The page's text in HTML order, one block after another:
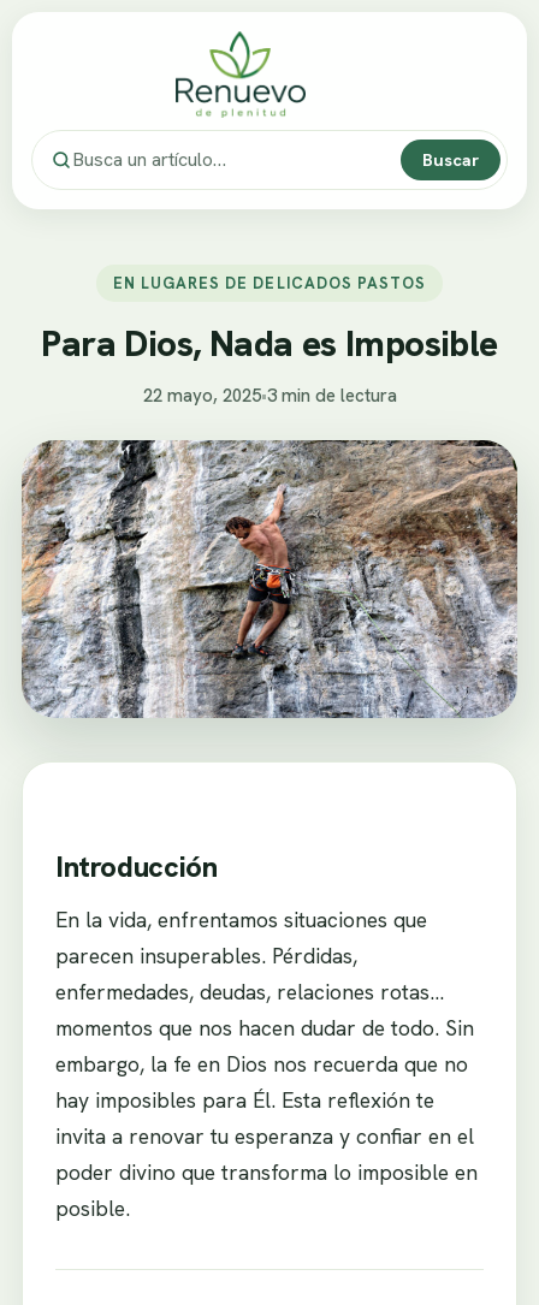
Buscar
EN LUGARES DE DELICADOS PASTOS
Para Dios, Nada es Imposible
22 mayo, 2025•3 min de lectura
Introducción
En la vida, enfrentamos situaciones que
parecen insuperables. Pérdidas,
enfermedades, deudas, relaciones rotas…
momentos que nos hacen dudar de todo. Sin
embargo, la fe en Dios nos recuerda que no
hay imposibles para Él. Esta reflexión te
invita a renovar tu esperanza y confiar en el
poder divino que transforma lo imposible en
posible.